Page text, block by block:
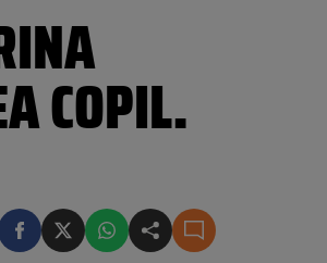
COPIL.